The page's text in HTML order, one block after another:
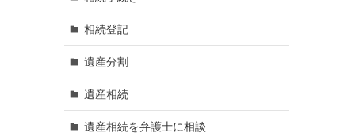
相続登記
遺産分割
遺産相続
遺産相続を弁護士に相談